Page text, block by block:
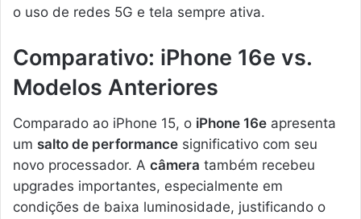
o uso de redes 5G e tela sempre ativa.
Comparativo: iPhone 16e vs.
Modelos Anteriores
Comparado ao iPhone 15, o iPhone 16e apresenta
um salto de performance significativo com seu
novo processador. A câmera também recebeu
upgrades importantes, especialmente em
condições de baixa luminosidade, justificando o